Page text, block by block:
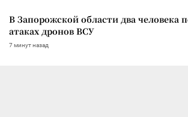
В Запорожской области два человека
атаках дронов ВСУ
7 минут назад